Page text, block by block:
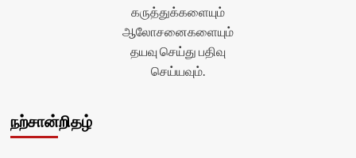
கருத்துக்களையும்
ஆலோசனைகளையும்
தயவு செய்து பதிவு
செய்யவும்.
நற்சான்றிதழ்